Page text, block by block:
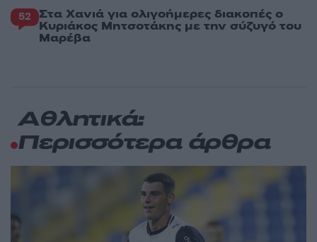
52 Στα Χανιά για ολιγοήμερες διακοπές ο
Κυριάκος Μητσοτάκης με την σύζυγό του
Μαρέβα
Αθλητικά:
Περισσότερα άρθρα